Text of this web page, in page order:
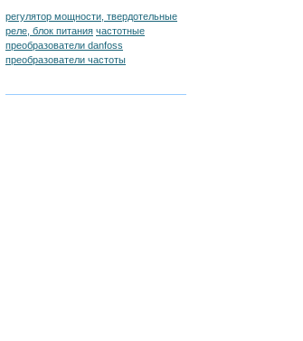
регулятор мощности, твердотельные
реле, блок питания частотные
преобразователи danfoss
преобразователи частоты